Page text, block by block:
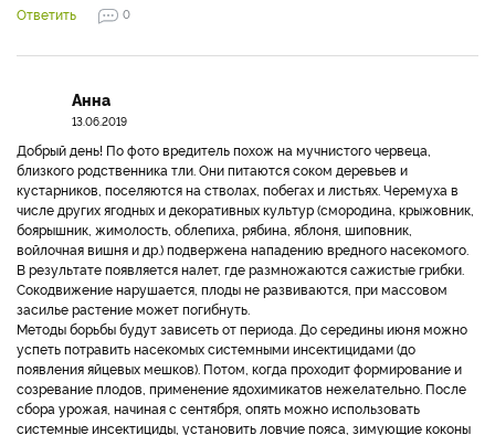
Ответить
0
Анна
13.06.2019
Добрый день! По фото вредитель похож на мучнистого червеца,
близкого родственника тли. Они питаются соком деревьев и
кустарников, поселяются на стволах, побегах и листьях. Черемуха в
числе других ягодных и декоративных культур (смородина, крыжовник,
боярышник, жимолость, облепиха, рябина, яблоня, шиповник,
войлочная вишня и др.) подвержена нападению вредного насекомого.
В результате появляется налет, где размножаются сажистые грибки.
Сокодвижение нарушается, плоды не развиваются, при массовом
засилье растение может погибнуть.
Методы борьбы будут зависеть от периода. До середины июня можно
успеть потравить насекомых системными инсектицидами (до
появления яйцевых мешков). Потом, когда проходит формирование и
созревание плодов, применение ядохимикатов нежелательно. После
сбора урожая, начиная с сентября, опять можно использовать
системные инсектициды, установить ловчие пояса, зимующие коконы